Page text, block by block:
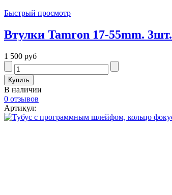
Быстрый просмотр
Втулки Tamron 17-55mm. 3шт.
1 500 руб
В наличии
0 отзывов
Артикул: